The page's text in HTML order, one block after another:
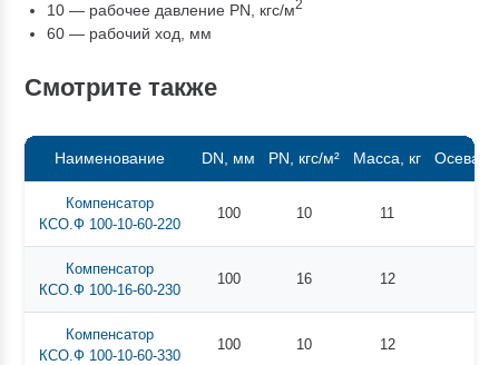
10 — рабочее давление PN, кгc/м2
60 — рабочий ход, мм
Смотрите также
Наименование DN, мм PN, кгс/м² Масса, кг Осевая
Компенсатор
КСО.Ф 100-10-60-220
100 10 11
Компенсатор
КСО.Ф 100-16-60-230
100 16 12
Компенсатор
КСО.Ф 100-10-60-330
100 10 12